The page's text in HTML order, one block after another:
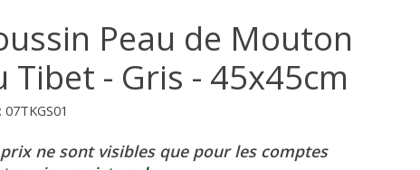
Peau de Mouton
Tibet - Gris - 45x45cm
07TKGS01
ne sont visibles que pour les comptes